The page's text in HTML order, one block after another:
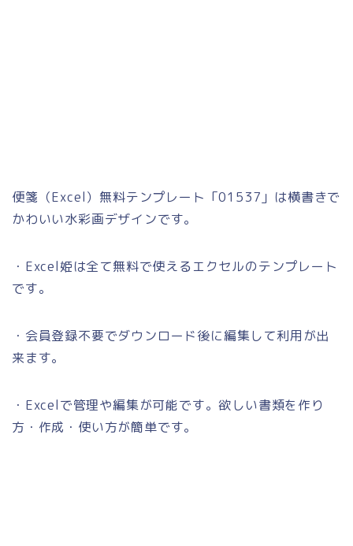
便箋（Excel）無料テンプレート「01537」は横書きで
かわいい水彩画デザインです。
・Excel姫は全て無料で使えるエクセルのテンプレート
です。
・会員登録不要でダウンロード後に編集して利用が出
来ます。
・Excelで管理や編集が可能です。欲しい書類を作り
方・作成・使い方が簡単です。